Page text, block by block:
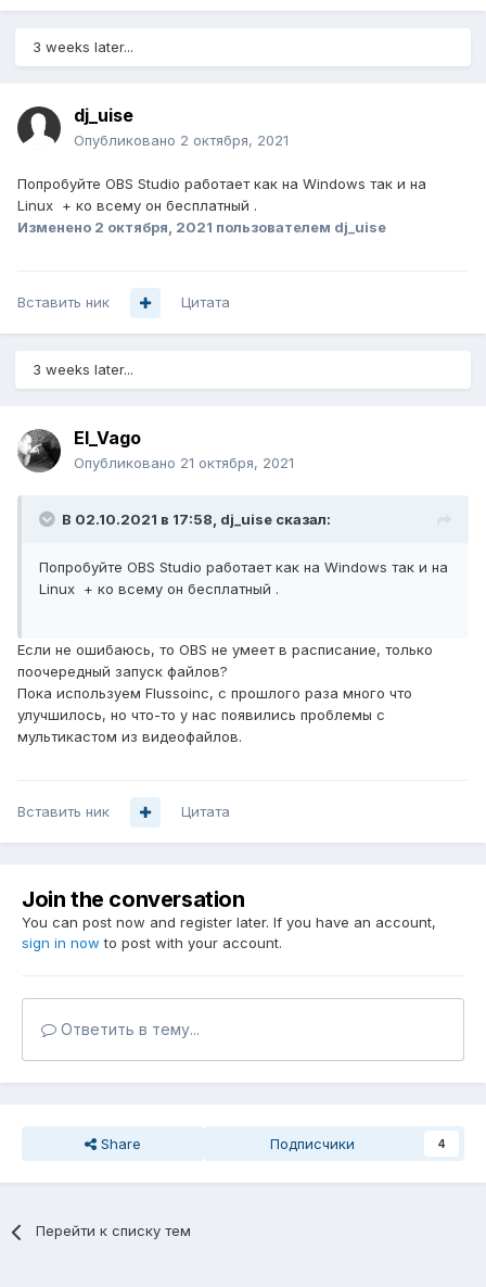
3 weeks later...
dj_uise
Опубликовано 2 октября, 2021
Попробуйте OBS Studio работает как на Windows так и на
Linux + ко всему он бесплатный .
Изменено 2 октября, 2021 пользователем dj_uise
Вставить ник Цитата
3 weeks later...
El_Vago
Опубликовано 21 октября, 2021
В 02.10.2021 в 17:58, dj_uise сказал:
Попробуйте OBS Studio работает как на Windows так и на
Linux + ко всему он бесплатный .
Если не ошибаюсь, то OBS не умеет в расписание, только
поочередный запуск файлов?
Пока используем Flussoinc, с прошлого раза много что
улучшилось, но что-то у нас появились проблемы с
мультикастом из видеофайлов.
Вставить ник Цитата
Join the conversation
You can post now and register later. If you have an account,
sign in now to post with your account.
Ответить в тему...
Share Подписчики 4
Перейти к списку тем